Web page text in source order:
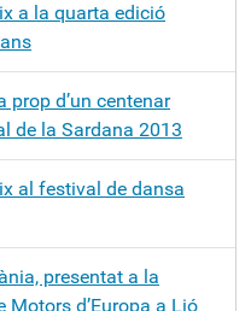
a la quarta edició
prop d’un centenar
de la Sardana 2013
al festival de dansa
presentat a la
Motors d’Europa a Lió